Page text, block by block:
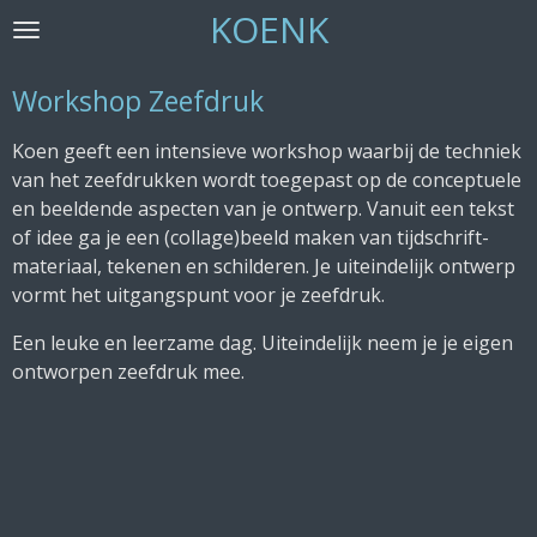
Ga
de
hoofdinhoud
KOENK
Workshop Zeefdruk
Koen geeft een intensieve workshop waarbij de techniek
van het zeefdrukken wordt toegepast op de conceptuele
en beeldende aspecten van je ontwerp. Vanuit een tekst
of idee ga je een (collage)beeld maken van tijdschrift-
materiaal, tekenen en schilderen. Je uiteindelijk ontwerp
vormt het uitgangspunt voor je zeefdruk.
Een leuke en leerzame dag. Uiteindelijk neem je je eigen
ontworpen zeefdruk mee.